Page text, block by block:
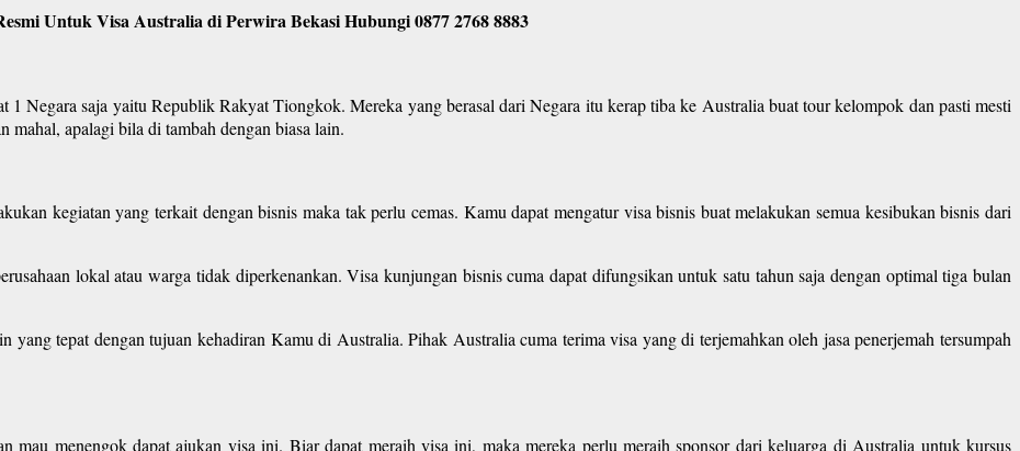
Untuk Visa Australia di Perwira Bekasi Hubungi 0877 2768 8883
Negara saja yaitu Republik Rakyat Tiongkok. Mereka yang berasal dari Negara itu kerap tiba ke Australia buat tour kelompok dan pasti mesti
apalagi bila di tambah dengan biasa lain.
kegiatan yang terkait dengan bisnis maka tak perlu cemas. Kamu dapat mengatur visa bisnis buat melakukan semua kesibukan bisnis dari
lokal atau warga tidak diperkenankan. Visa kunjungan bisnis cuma dapat difungsikan untuk satu tahun saja dengan optimal tiga bulan
tepat dengan tujuan kehadiran Kamu di Australia. Pihak Australia cuma terima visa yang di terjemahkan oleh jasa penerjemah tersumpah
menengok dapat ajukan visa ini. Biar dapat meraih visa ini, maka mereka perlu meraih sponsor dari keluarga di Australia untuk kursus